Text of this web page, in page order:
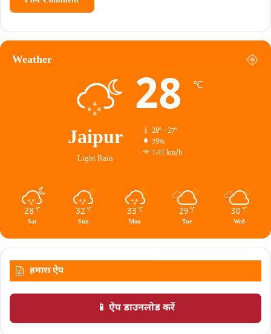
Weather
Jaipur
Light Rain
28 ℃
28º - 27º
79%
1.41 km/h
28 ℃
Sat
32 ℃
Sun
33 ℃
Mon
29 ℃
Tue
30 ℃
Wed
हमारा ऐप
📱 ऐप डाउनलोड करें